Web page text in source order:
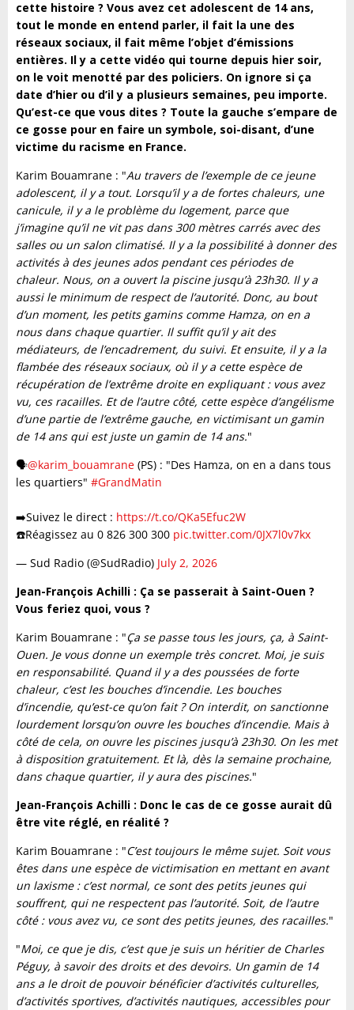
cette histoire ? Vous avez cet adolescent de 14 ans,
tout le monde en entend parler, il fait la une des
réseaux sociaux, il fait même l’objet d’émissions
entières. Il y a cette vidéo qui tourne depuis hier soir,
on le voit menotté par des policiers. On ignore si ça
date d’hier ou d’il y a plusieurs semaines, peu importe.
Qu’est-ce que vous dites ? Toute la gauche s’empare de
ce gosse pour en faire un symbole, soi-disant, d’une
victime du racisme en France.
Karim Bouamrane : "Au travers de l’exemple de ce jeune
adolescent, il y a tout. Lorsqu’il y a de fortes chaleurs, une
canicule, il y a le problème du logement, parce que
j’imagine qu’il ne vit pas dans 300 mètres carrés avec des
salles ou un salon climatisé. Il y a la possibilité à donner des
activités à des jeunes ados pendant ces périodes de
chaleur. Nous, on a ouvert la piscine jusqu’à 23h30. Il y a
aussi le minimum de respect de l’autorité. Donc, au bout
d’un moment, les petits gamins comme Hamza, on en a
nous dans chaque quartier. Il suffit qu’il y ait des
médiateurs, de l’encadrement, du suivi. Et ensuite, il y a la
flambée des réseaux sociaux, où il y a cette espèce de
récupération de l’extrême droite en expliquant : vous avez
vu, ces racailles. Et de l’autre côté, cette espèce d’angélisme
d’une partie de l’extrême gauche, en victimisant un gamin
de 14 ans qui est juste un gamin de 14 ans."
🗣️@karim_bouamrane (PS) : "Des Hamza, on en a dans tous
les quartiers" #GrandMatin
➡️Suivez le direct : https://t.co/QKa5Efuc2W
☎️Réagissez au 0 826 300 300 pic.twitter.com/0JX7l0v7kx
— Sud Radio (@SudRadio) July 2, 2026
Jean-François Achilli : Ça se passerait à Saint-Ouen ?
Vous feriez quoi, vous ?
Karim Bouamrane : "Ça se passe tous les jours, ça, à Saint-
Ouen. Je vous donne un exemple très concret. Moi, je suis
en responsabilité. Quand il y a des poussées de forte
chaleur, c’est les bouches d’incendie. Les bouches
d’incendie, qu’est-ce qu’on fait ? On interdit, on sanctionne
lourdement lorsqu’on ouvre les bouches d’incendie. Mais à
côté de cela, on ouvre les piscines jusqu’à 23h30. On les met
à disposition gratuitement. Et là, dès la semaine prochaine,
dans chaque quartier, il y aura des piscines."
Jean-François Achilli : Donc le cas de ce gosse aurait dû
être vite réglé, en réalité ?
Karim Bouamrane : "C’est toujours le même sujet. Soit vous
êtes dans une espèce de victimisation en mettant en avant
un laxisme : c’est normal, ce sont des petits jeunes qui
souffrent, qui ne respectent pas l’autorité. Soit, de l’autre
côté : vous avez vu, ce sont des petits jeunes, des racailles."
"Moi, ce que je dis, c’est que je suis un héritier de Charles
Péguy, à savoir des droits et des devoirs. Un gamin de 14
ans a le droit de pouvoir bénéficier d’activités culturelles,
d’activités sportives, d’activités nautiques, accessibles pour